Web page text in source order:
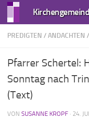
Zum Inhalt springen
PREDIGTEN / ANDACHTEN /
Pfarrer Schertel:
Sonntag nach
(Text)
VON SUSANNE KROPF · 24.